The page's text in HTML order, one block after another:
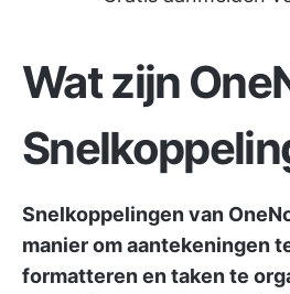
Wat zijn
Snelkoppelingen van
manier om aantekeningen
formatteren en taken te